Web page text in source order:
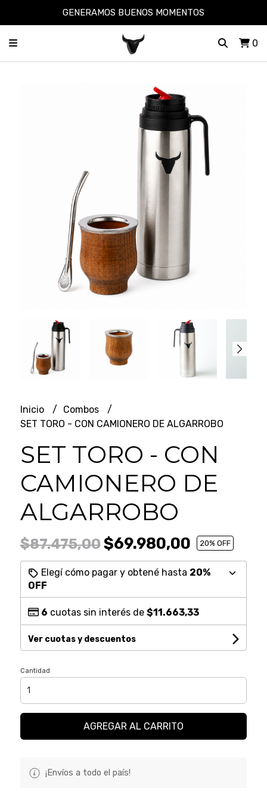
GENERAMOS BUENOS MOMENTOS
0
Inicio
Combos
SET TORO - CON CAMIONERO DE ALGARROBO
SET TORO - CON
CAMIONERO DE
ALGARROBO
$87.475,00$69.980,00 20% OFF
Elegí cómo pagar y obtené hasta 20%
OFF
6 cuotas sin interés de $11.663,33
Ver cuotas y descuentos
Cantidad
AGREGAR AL CARRITO
¡Envíos a todo el país!